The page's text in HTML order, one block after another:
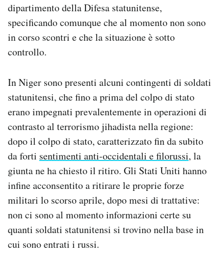
AREA PERSONALE
Area Personale
Newsletter
Notifiche mobile
Hai bisogno di aiuto?
dipartimento della Difesa statunitense,
specificando comunque che al momento non sono
in corso scontri e che la situazione è sotto
controllo.
In Niger sono presenti alcuni contingenti di soldati
statunitensi, che fino a prima del colpo di stato
erano impegnati prevalentemente in operazioni di
contrasto al terrorismo jihadista nella regione:
dopo il colpo di stato, caratterizzato fin da subito
da forti sentimenti anti-occidentali e filorussi, la
giunta ne ha chiesto il ritiro. Gli Stati Uniti hanno
infine acconsentito a ritirare le proprie forze
militari lo scorso aprile, dopo mesi di trattative:
non ci sono al momento informazioni certe su
quanti soldati statunitensi si trovino nella base in
cui sono entrati i russi.